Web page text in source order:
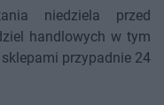
niedziela przed
handlowych w tym
przypadnie 24